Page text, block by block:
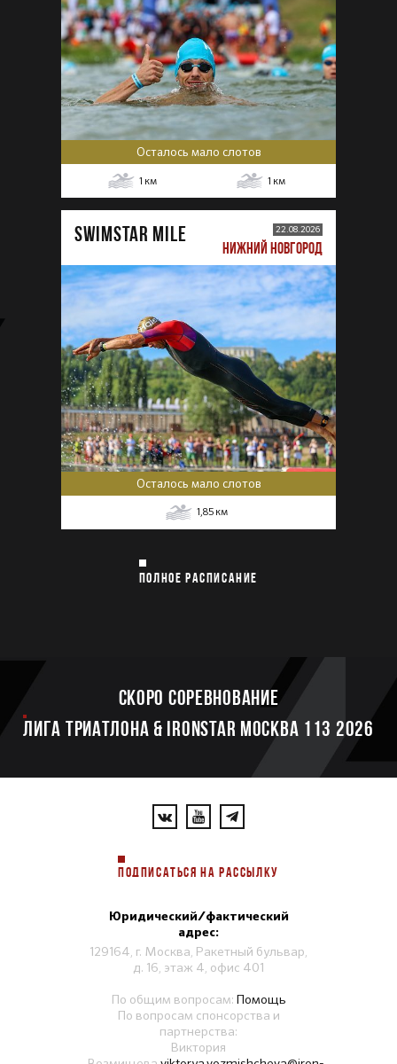
Осталось мало слотов
1 км 1 км
SWIMSTAR MILE 22.08.2026
НИЖНИЙ НОВГОРОД
Осталось мало слотов
1,85 км
ПОЛНОЕ РАСПИСАНИЕ
Скоро соревнование
ЛИГА ТРИАТЛОНА & IRONSTAR МОСКВА 113 2026
ПОДПИСАТЬСЯ НА РАССЫЛКУ
Юридический/фактический
адрес:
129164, г. Москва, Ракетный бульвар,
д. 16, этаж 4, офис 401
По общим вопросам: Помощь
По вопросам спонсорства и
партнерства:
Виктория